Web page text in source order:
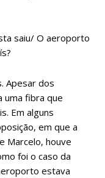
saiu/ O aeroporto
Apesar dos
uma fibra que
Em alguns
em que a
Marcelo, houve
foi o caso da
estava